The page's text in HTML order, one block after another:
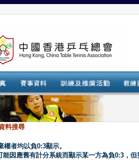
料搜尋
者均以負0:3顯示。
因應舊有計分系統而顯示某一方為負0:3，